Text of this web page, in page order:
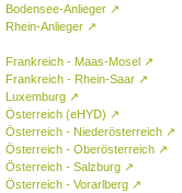
Bodensee-Anlieger ↗
Rhein-Anlieger ↗
Frankreich - Maas-Mosel ↗
Frankreich - Rhein-Saar ↗
Luxemburg ↗
Österreich (eHYD) ↗
Österreich - Niederösterreich ↗
Österreich - Oberösterreich ↗
Österreich - Salzburg ↗
Österreich - Vorarlberg ↗